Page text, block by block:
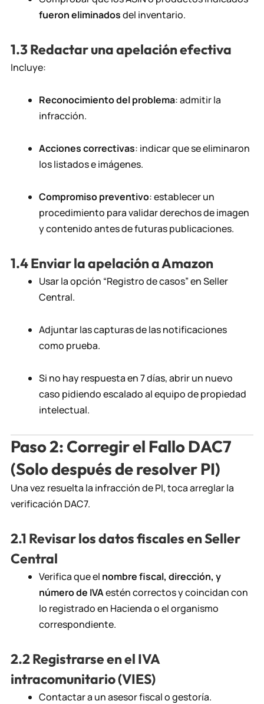
fueron eliminadosdel inventario.
1.3 Redactar una apelación efectiva
Incluye:
Reconocimiento del problema: admitir la
infracción.
Acciones correctivas: indicar que se eliminaron
los listados e imágenes.
Compromiso preventivo: establecer un
procedimiento para validar derechos de imagen
y contenido antes de futuras publicaciones.
1.4 Enviar la apelación a Amazon
Usar la opción “Registro de casos” en Seller
Central.
Adjuntar las capturas de las notificaciones
como prueba.
Si no hay respuesta en 7 días, abrir un nuevo
caso pidiendo escalado al equipo de propiedad
intelectual.
Paso 2: Corregir el Fallo DAC7
(Solo después de resolver PI)
Una vez resuelta la infracción de PI, toca arreglar la
verificación DAC7.
2.1 Revisar los datos fiscales en Seller
Central
Verifica que el nombre fiscal, dirección, y
número de IVAestén correctos y coincidan con
lo registrado en Hacienda o el organismo
correspondiente.
2.2 Registrarse en el IVA
intracomunitario (VIES)
Contactar a un asesor fiscal o gestoría.